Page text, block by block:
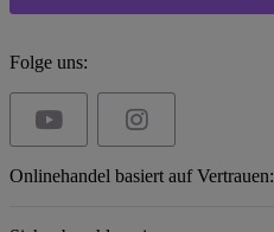
Folge uns:
Onlinehandel basiert auf Vertrauen: